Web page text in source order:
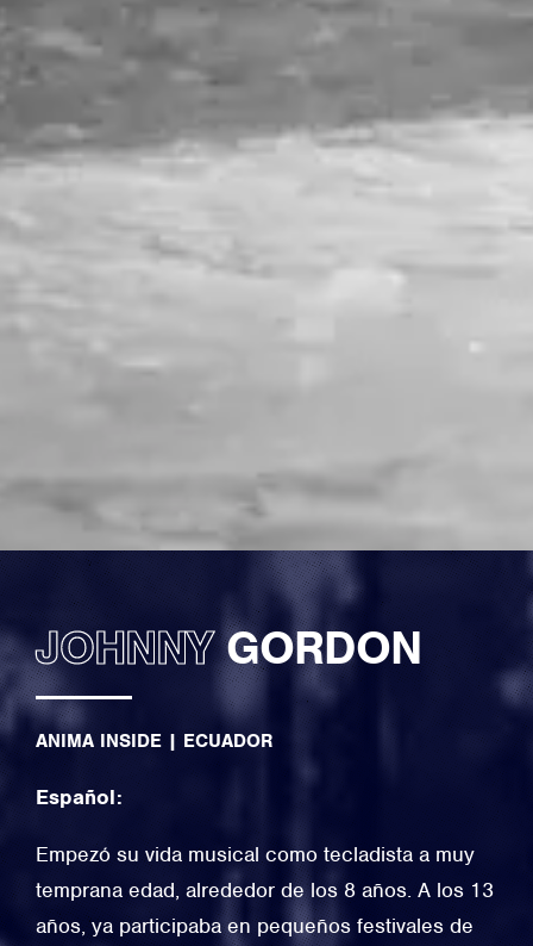
JOHNNYGORDON
ANIMA INSIDE | ECUADOR
Español:
Empezó su vida musical como tecladista a muy
temprana edad, alrededor de los 8 años. A los 13
años, ya participaba en pequeños festivales de